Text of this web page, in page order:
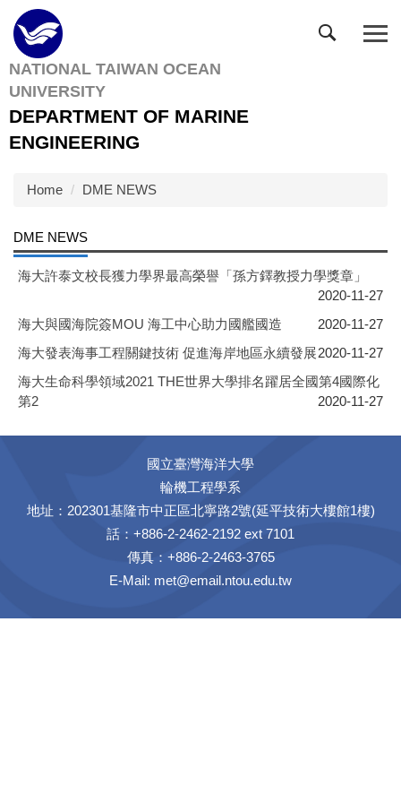
Jump
to
the
main
content
block
NATIONAL TAIWAN OCEAN
UNIVERSITY
DEPARTMENT OF MARINE
ENGINEERING
Home DME NEWS
DME NEWS
海大許泰文校長獲力學界最高榮譽「孫方鐸教授力學獎章」
2020-11-27
海大與國海院簽MOU 海工中心助力國艦國造
2020-11-27
海大發表海事工程關鍵技術 促進海岸地區永續發展2020-11-27
海大生命科學領域2021 THE世界大學排名躍居全國第4國際化
第2
2020-11-27
國立臺灣海洋大學
輪機工程學系
地址：202301基隆市中正區北寧路2號(延平技術大樓館1樓)
話：+886-2-2462-2192 ext 7101
傳真：+886-2-2463-3765
E-Mail: met@email.ntou.edu.tw